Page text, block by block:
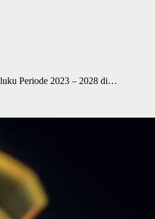
Periode 2023 – 2028 di…